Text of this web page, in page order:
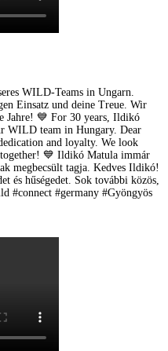
WILD-Teams in Ungarn.
Einsatz und deine Treue. Wir
Jahre! 💙 For 30 years, Ildikó
WILD team in Hungary. Dear
and loyalty. We look
💙 Ildikó Matula immár
megbecsült tagja. Kedves Ildikó!
és hűségedet. Sok további közös,
#connect #germany #Gyöngyös